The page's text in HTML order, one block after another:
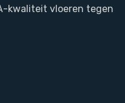
kwaliteit vloeren tegen